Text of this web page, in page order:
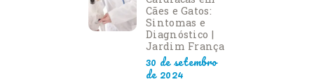
Cães e Gatos:
Sintomas e
Diagnóstico |
Jardim França
30 de setembro
de 2024